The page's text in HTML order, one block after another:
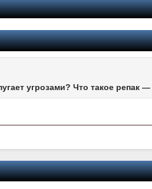
угрозами? Что такое репак —